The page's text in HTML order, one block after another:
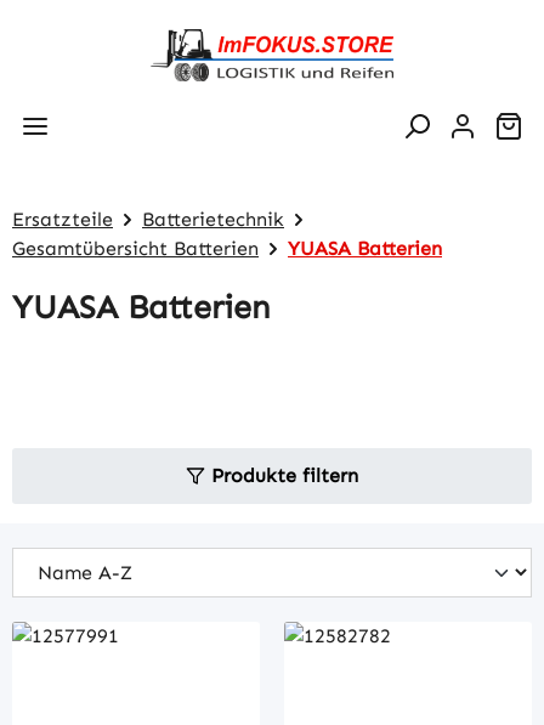
Zum Hauptinhalt springen
Ersatzteile
Batterietechnik
Gesamtübersicht Batterien
YUASA Batterien
YUASA Batterien
Produkte filtern